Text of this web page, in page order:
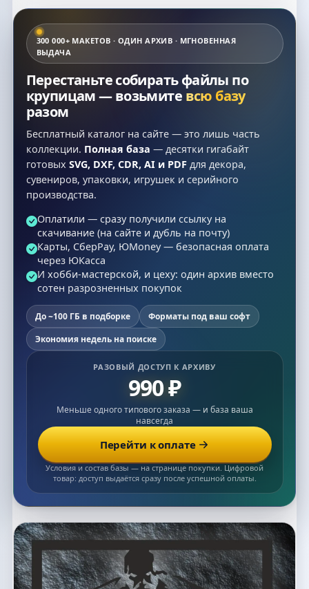
300 000+ МАКЕТОВ · ОДИН АРХИВ · МГНОВЕННАЯ
ВЫДАЧА
Перестаньте собирать файлы по
крупицам — возьмите всю базу
разом
Бесплатный каталог на сайте — это лишь часть
коллекции. Полная база — десятки гигабайт
готовых SVG, DXF, CDR, AI и PDFдля декора,
сувениров, упаковки, игрушек и серийного
производства.
Оплатили — сразу получили ссылку на
скачивание (на сайте и дубль на почту)
Карты, СберPay, ЮMoney — безопасная оплата
через ЮКасса
И хобби-мастерской, и цеху: один архив вместо
сотен разрозненных покупок
До ~100 ГБ в подборке
Форматы под ваш софт
Экономия недель на поиске
РАЗОВЫЙ ДОСТУП К АРХИВУ
990 ₽
Меньше одного типового заказа — и база ваша
навсегда
Перейти к оплате
Условия и состав базы — на странице покупки. Цифровой
товар: доступ выдаётся сразу после успешной оплаты.
Список макетов